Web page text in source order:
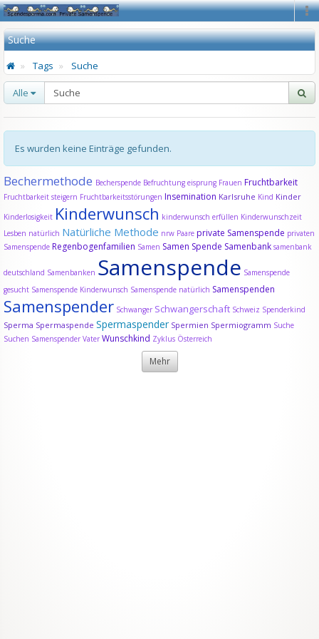
Suche
Tags Suche
Alle
Es wurden keine Einträge gefunden.
Bechermethode Becherspende Befruchtung eisprung Frauen Fruchtbarkeit
Fruchtbarkeit steigern Fruchtbarkeitsstörungen Insemination Karlsruhe Kind Kinder
Kinderlosigkeit Kinderwunsch kinderwunsch erfüllen Kinderwunschzeit
Lesben natürlich Natürliche Methode nrw Paare private Samenspende privaten
Samenspende Regenbogenfamilien Samen Samen Spende Samenbank samenbank
deutschland Samenbanken Samenspende Samenspende
gesucht Samenspende Kinderwunsch Samenspende natürlich Samenspenden
Samenspender Schwanger Schwangerschaft Schweiz Spenderkind
Sperma Spermaspende Spermaspender Spermien Spermiogramm Suche
Suchen Samenspender Vater Wunschkind Zyklus Österreich
Mehr